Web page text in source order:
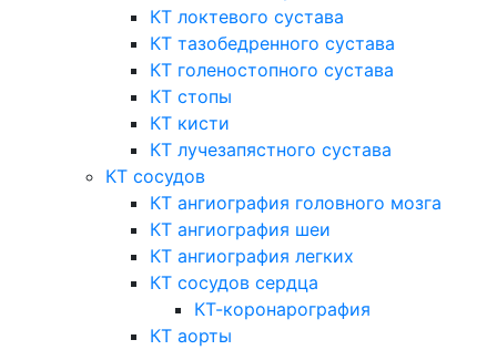
КТ локтевого сустава
КТ тазобедренного сустава
КТ голеностопного сустава
КТ стопы
КТ кисти
КТ лучезапястного сустава
КТ сосудов
КТ ангиография головного мозга
КТ ангиография шеи
КТ ангиография легких
КТ сосудов сердца
КТ-коронарография
КТ аорты